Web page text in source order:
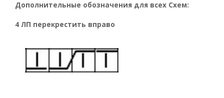
Дополнительные обозначения для всех Схем:
4 ЛП перекрестить вправо